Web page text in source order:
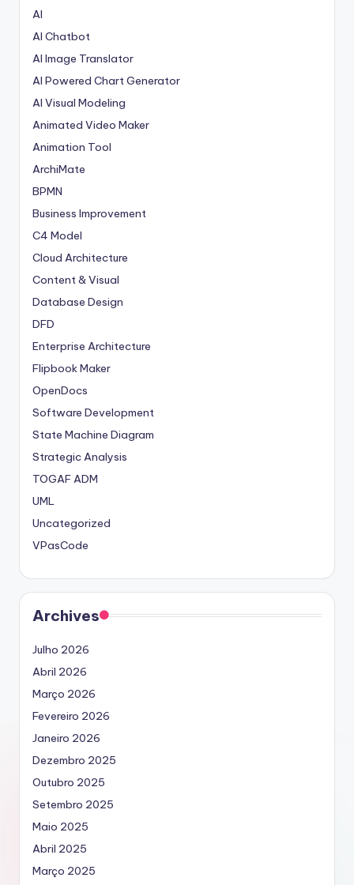
AI
AI Chatbot
AI Image Translator
AI Powered Chart Generator
AI Visual Modeling
Animated Video Maker
Animation Tool
ArchiMate
BPMN
Business Improvement
C4 Model
Cloud Architecture
Content & Visual
Database Design
DFD
Enterprise Architecture
Flipbook Maker
OpenDocs
Software Development
State Machine Diagram
Strategic Analysis
TOGAF ADM
UML
Uncategorized
VPasCode
Archives
Julho 2026
Abril 2026
Março 2026
Fevereiro 2026
Janeiro 2026
Dezembro 2025
Outubro 2025
Setembro 2025
Maio 2025
Abril 2025
Março 2025